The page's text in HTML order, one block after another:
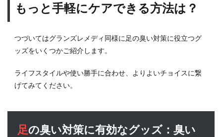
もっと手軽にケアできる方法は？
つづいてはグランズレメディ同様に足の臭い対策に役立つグ
ッズをいくつかご紹介します。
ライフスタイルや使い勝手に合わせ、よりよいチョイスに繋
げてみてください。
足の臭い対策に有効なグッズ：臭い